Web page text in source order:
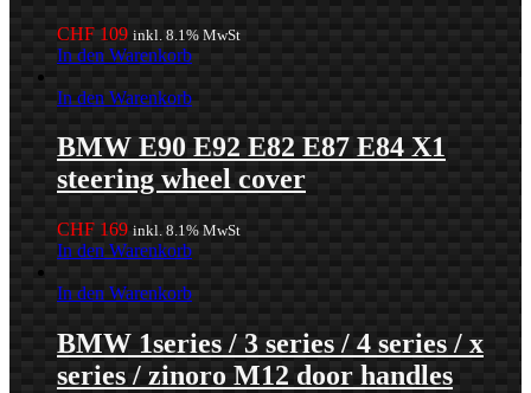
CHF 109 inkl. 8.1% MwSt
In den Warenkorb
In den Warenkorb
BMW E90 E92 E82 E87 E84 X1
steering wheel cover
CHF 169 inkl. 8.1% MwSt
In den Warenkorb
In den Warenkorb
BMW 1series / 3 series / 4 series / x
series / zinoro M12 door handles